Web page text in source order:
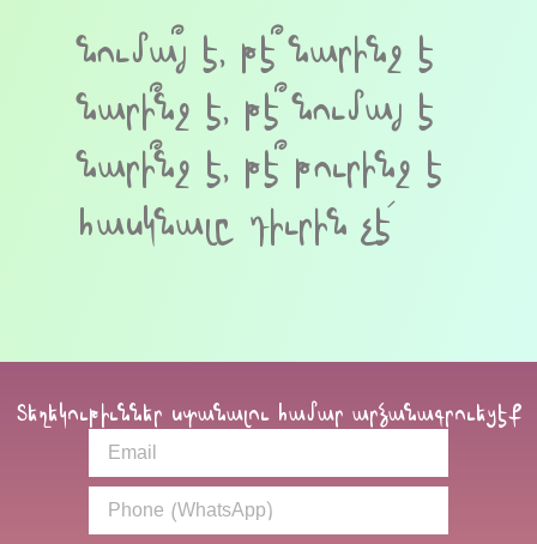
նումա՞յ է, թէ՞ նարինջ է
նարի՞նջ է, թէ՞ նումայ է
նարի՞նջ է, թէ՞ թուրինջ է
հասկնալը դիւրին չէ՛
Տեղեկութիւններ ստանալու համար արձանագրուեցէք